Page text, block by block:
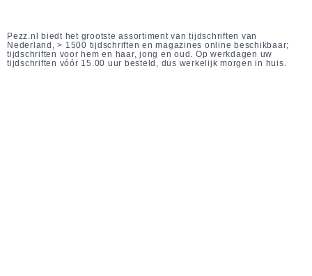
Pezz.nl biedt het grootste assortiment van tijdschriften van
Nederland, > 1500 tijdschriften en magazines online beschikbaar;
tijdschriften voor hem en haar, jong en oud. Op werkdagen uw
tijdschriften vóór 15.00 uur besteld, dus werkelijk morgen in huis.